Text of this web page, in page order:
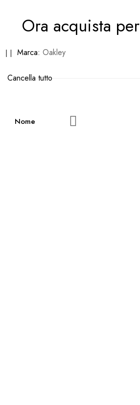
Ora acquista per
Marca Oakley
Rimuovi
articolo
Cancella tutto